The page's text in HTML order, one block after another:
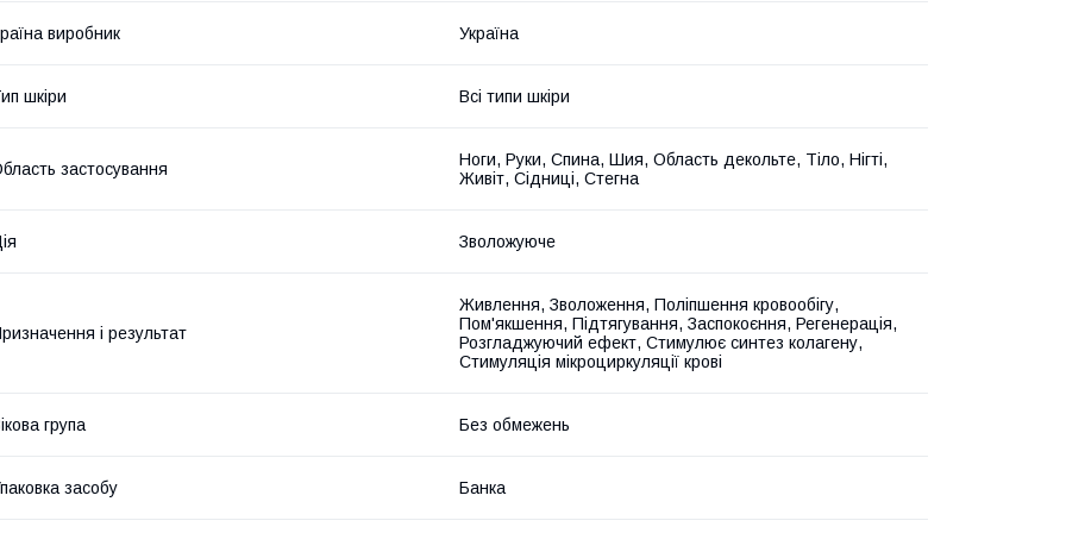
виробник Україна
шкіри Всі типи шкіри
застосування
Ноги, Руки, Спина, Шия, Область декольте, Тіло, Нігті,
Живіт, Сідниці, Стегна
Зволожуюче
і результат
Живлення, Зволоження, Поліпшення кровообігу,
Пом'якшення, Підтягування, Заспокоєння, Регенерація,
Розгладжуючий ефект, Стимулює синтез колагену,
Стимуляція мікроциркуляції крові
група Без обмежень
засобу Банка